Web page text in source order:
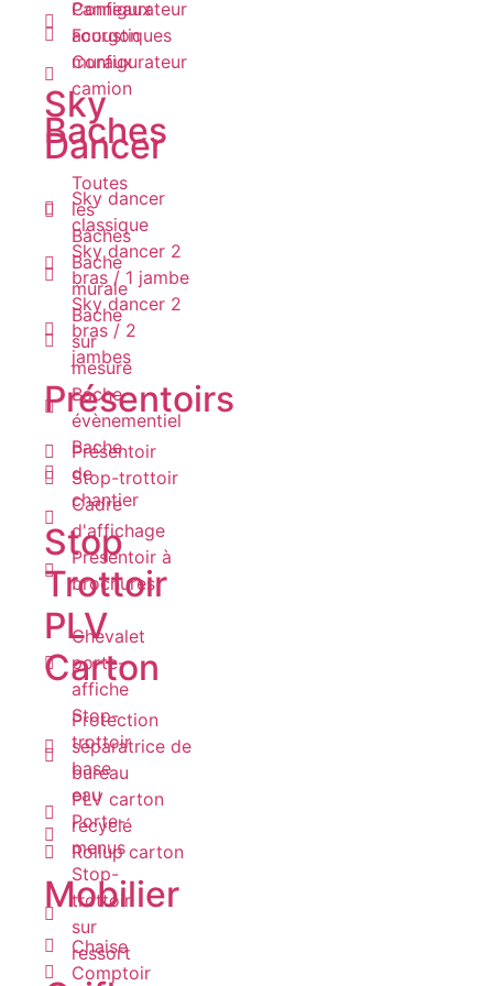
Panneaux
acoustiques
muraux
Sky
Dancer
Sky dancer
classique
Sky dancer 2
bras / 1 jambe
Sky dancer 2
bras / 2
jambes
Présentoirs
Présentoir
Stop-trottoir
Cadre
d'affichage
Présentoir à
brochures
PLV
Carton
Protection
séparatrice de
bureau
PLV carton
recyclé
Rollup carton
Mobilier
Chaise
Comptoir
Configurateur
Fourgon
Configurateur
camion
Baches
Toutes
les
Bâches
Bache
murale
Bache
sur
mesure
Bache
évènementiel
Bache
de
chantier
Stop
Trottoir
Chevalet
porte-
affiche
Stop-
trottoir
base
eau
Porte-
menus
Stop-
trottoir
sur
ressort